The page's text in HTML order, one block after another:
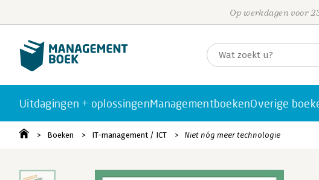
Op werkdagen voor
Uitdagingen + oplossingenManagementboekenOverige
Boeken IT-management / ICT Niet nóg meer technologie